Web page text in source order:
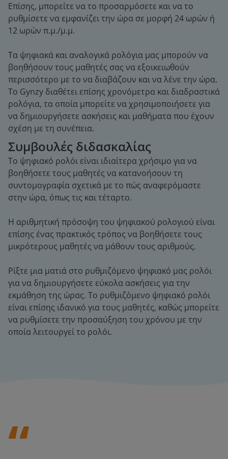
Επίσης, μπορείτε να το προσαρμόσετε και να το
ρυθμίσετε να εμφανίζει την ώρα σε μορφή 24 ωρών ή
12 ωρών π.μ./μ.μ.
Τα ψηφιακά και αναλογικά ρολόγια μας μπορούν να
βοηθήσουν τους μαθητές σας να εξοικειωθούν
περισσότερο με το να διαβάζουν και να λένε την ώρα.
Το Gynzy διαθέτει επίσης χρονόμετρα και διαδραστικά
ρολόγια, τα οποία μπορείτε να χρησιμοποιήσετε για
να δημιουργήσετε ασκήσεις και μαθήματα που έχουν
σχέση με τη συνέπεια.
Συμβουλές διδασκαλίας
Το ψηφιακό ρολόι είναι ιδιαίτερα χρήσιμο για να
βοηθήσετε τους μαθητές να κατανοήσουν τη
συντομογραφία σχετικά με το πώς αναφερόμαστε
στην ώρα, όπως τις και τέταρτο.
Η αριθμητική πρόσοψη του ψηφιακού ρολογιού είναι
επίσης ένας πρακτικός τρόπος να βοηθήσετε τους
μικρότερους μαθητές να μάθουν τους αριθμούς.
Ρίξτε μια ματιά στο ρυθμιζόμενο ψηφιακό μας ρολόι
για να δημιουργήσετε εύκολα ασκήσεις για την
εκμάθηση της ώρας. Το ρυθμιζόμενο ψηφιακό ρολόι
είναι επίσης ιδανικό για τους μαθητές, καθώς μπορείτε
να ρυθμίσετε την προσαύξηση του χρόνου με την
οποία λειτουργεί το ρολόι.